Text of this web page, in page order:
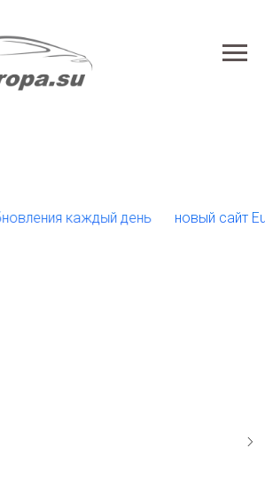
каждый день новый сайт